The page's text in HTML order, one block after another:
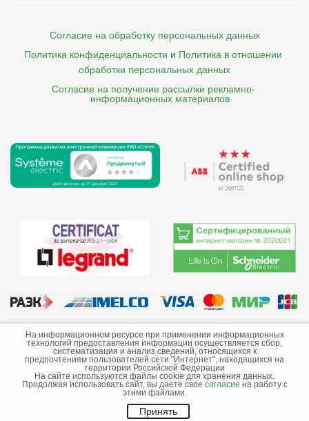
Согласие на обработку персональных данных
Политика конфиденциальности и Политика в отношении
обработки персональных данных
Согласие на получение рассылки рекламно-
    информационных материалов
©2013-2026 ООО «Краснодарэлектро»
Сайт носит информационный характер и не является
публичной офертой.
Стоимость товаров и их наличие не гарантируются.
На информационном ресурсе при применении информационных
технологий предоставления информации осуществляется сбор,
систематизация и анализ сведений, относящихся к
предпочтениям пользователей сети "Интернет", находящихся на
территории Российской Федерации
На сайте используются файлы cookie для хранения данных.
Продолжая использовать сайт, вы даете свое согласие на работу с
этими файлами.
Принять